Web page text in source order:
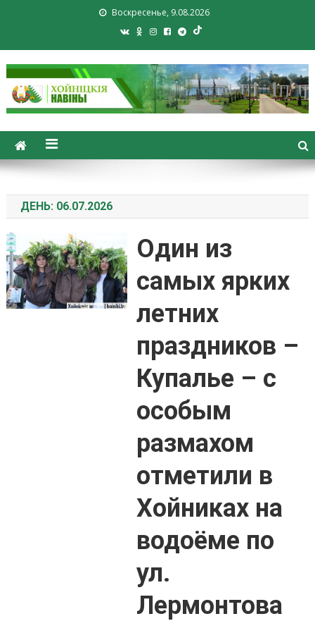
Воскресенье, 9.08.2026
Хойники. Хойнiцкiя навiны.
Новости Хойник. Районная
ДЕНЬ: 06.07.2026
Один из
самых ярких
летних
праздников –
Купалье – с
особым
размахом
отметили в
Хойниках на
водоёме по
ул.
Лермонтова